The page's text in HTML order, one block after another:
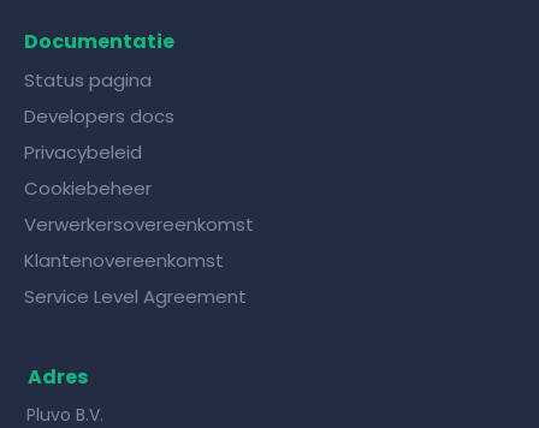
Documentatie
Status pagina
Developers docs
Privacybeleid
Cookiebeheer
Verwerkersovereenkomst
Klantenovereenkomst
Service Level Agreement
Adres
Pluvo B.V.